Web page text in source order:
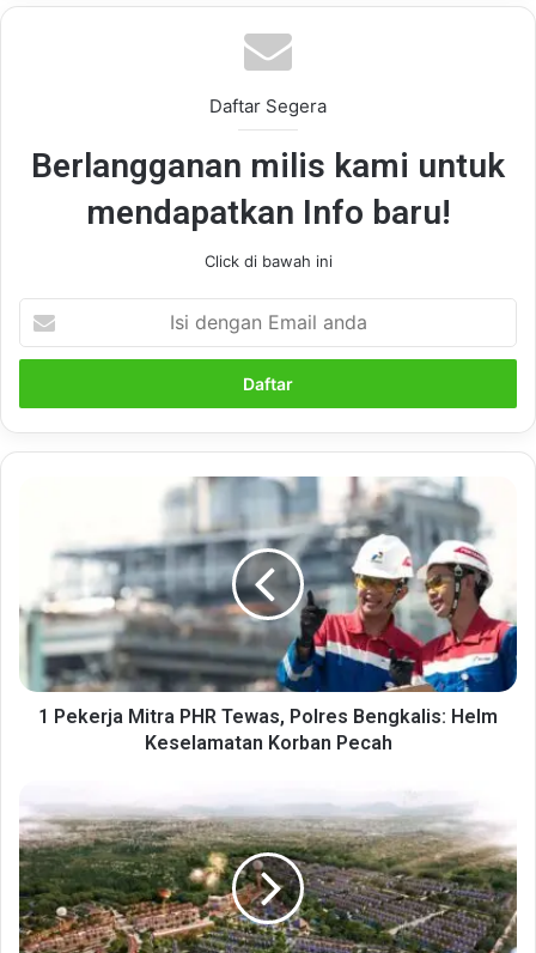
Daftar Segera
Berlangganan milis kami untuk
mendapatkan Info baru!
Click di bawah ini
dengan
Email
Tewas,
Polres
Bengkalis:
Helm
Keselamatan
Korban
1 Pekerja Mitra PHR Tewas, Polres Bengkalis: Helm
Keselamatan Korban Pecah
Perketat
Penerapan
Budaya
Keselamatan,
Hanya
4